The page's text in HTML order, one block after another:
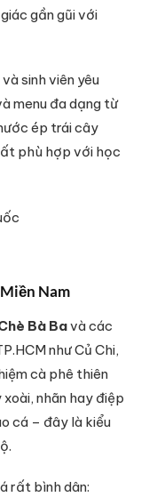
gần gũi với
sinh viên yêu
menu đa dạng từ
ép trái cây
phù hợp với học
Nam
Bà Bavà các
như Củ Chi,
cà phê thiên
nhãn hay điệp
cá – đây là kiểu
rất bình dân: